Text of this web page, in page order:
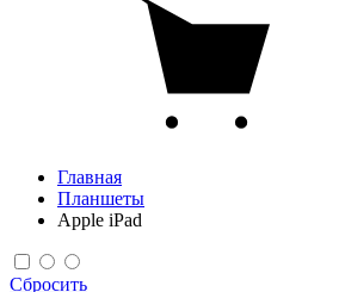
Главная
Планшеты
Apple iPad
Сбросить